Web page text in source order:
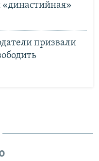
призвали